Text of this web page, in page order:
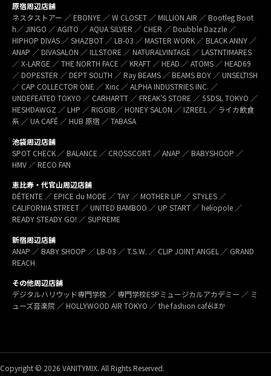
原宿周辺店舗
ネスタストアー ／ EBONYE ／ W CLOSET ／ MILLION AIR ／ Bootleg Boot
h／ JINGO ／ AGITO ／ AQUA SILVER ／ CHER ／ Doubble Dazzle ／
HIPHOP DIVAS ／ SHAZBOT ／ LB-03 ／ MASTER WORK ／ BLACK ANNY ／
ANAP ／ DIVASALON ／ ILLSTORE ／ NATURALVINTAGE ／ LASTNTIMARES
／ X-LARGE ／ THE NORTH FACE ／ KRAFT ／ HEAD ／ ATOMS ／ HEAD69
／ DOPESTER ／ DEPT SOUTH ／ Ray BEAMS ／ BEAMS BOY ／ UNSELTISH
／ CAP COLLECTOR ONE ／ Xinc ／ ALPHA INDUSTRIES INC. ／
UNDEFEATED TOKYO ／ CARHARTT ／ FREAK’S STORE ／ 55DSL TOKYO ／
HESHDAWGZ ／ LHP ／ RIGGIB／ HONEY SALON ／ IZREEL ／ ライカ飲食
系 ／ UA CAFÉ ／ HUB 原宿 ／ TABASA
池袋周辺店舗
SPOT CHECK ／ BALANCE ／ CROSSCORT ／ ANAP ／ BABYSHOOP ／
HMV ／ RECO FAN
恵比寿・代官山周辺店舗
DÉTENTE ／ EPICE du MODE ／ TAY ／ MOTHER LIP ／ STYLES ／
CALIFORNIA STREET ／ UNITED BAMBOO ／ UP START ／ heliopole ／
READY STEADY GO! ／ SUPREME
新宿周辺店舗
ANAP ／ BABY SHOOP ／ LB-03 ／ T.S.W. ／ CLIP JOINT ANGEL ／ GRAND
REACH
その他周辺店舗
デジタルハリウッド専門学校 ／ 専門学校ESPミュージカルアカデミー ／ ミ
ューズ音楽院 ／ HOLLYWOOD AIR TOKYO ／ the fashion caféほか
Copyright © 2026 VANITYMIX. All Rights Reserved.